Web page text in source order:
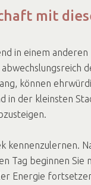
mit
in einem anderen
können
in der kleinsten
kennenzulernen.
Tag beginnen Sie
Energie